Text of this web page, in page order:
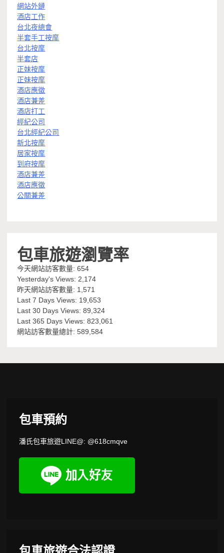
網站外鏈
酒店工作
台北夜總會
半套手工按摩
台北按摩
半套店
正妹按摩
正妹按摩
酒店應徵
酒店兼差
酒店打工
經紀公司
台北經紀公司
新北按摩
居家按摩
到府按摩
酒店兼差
酒店應徵
公關兼差
包車旅遊瀏覽率
今天網站訪客數量:654
Yesterday's Views: 2,174
昨天網站訪客數量: 1,571
Last 7 Days Views: 19,653
Last 30 Days Views:89,324
Last 365 Days Views:823,061
網站訪客數量總計:589,584
包車預約
潘氏包車旅遊LINE@: @618cmqve
包車旅遊合法認證